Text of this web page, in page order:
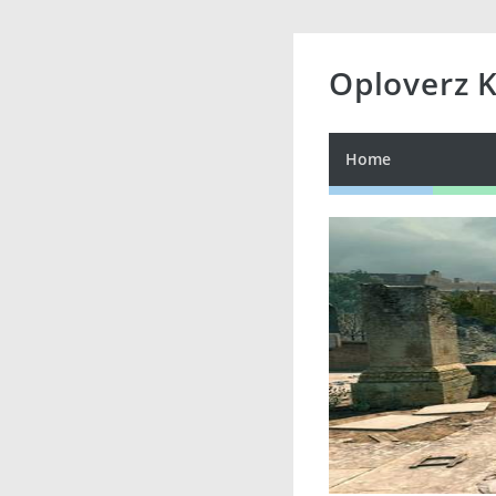
Oploverz
Home